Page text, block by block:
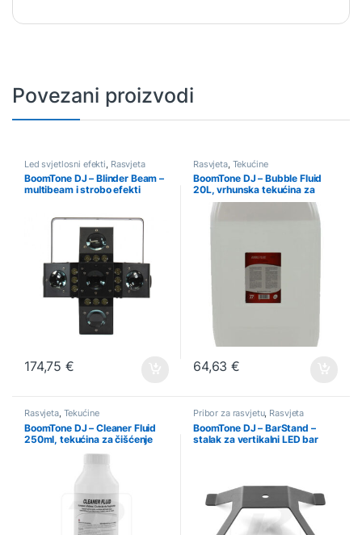
Povezani proizvodi
Led svjetlosni efekti Rasvjeta
BoomTone DJ – Blinder Beam –
multibeam i strobo efekti
174,75€
Rasvjeta, Tekućine
BoomTone DJ – Bubble Fluid
20L, vrhunska tekućina za
mjehuriće
64,63€
Rasvjeta, Tekućine
BoomTone DJ – Cleaner Fluid
250ml, tekućina za čišćenje
Pribor za rasvjetu, Rasvjeta
BoomTone DJ – BarStand –
stalak za vertikalni LED bar